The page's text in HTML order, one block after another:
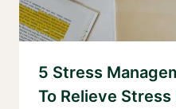
5 Stress
To Relieve Stress